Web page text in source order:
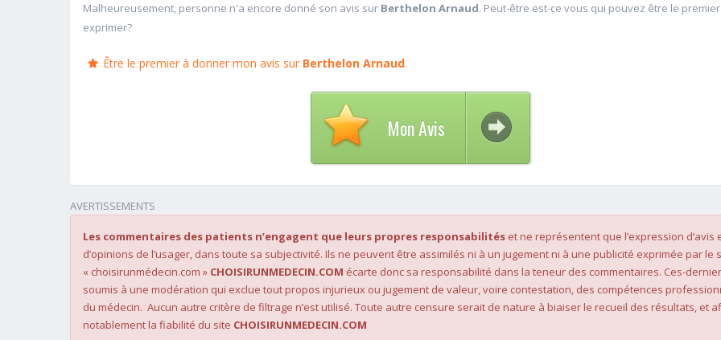
Malheureusement, personne n'a encore donné son avis sur Berthelon Arnaud. Peut-être est-ce vous qui pouvez être le
exprimer?
Être le premier à donner mon avis sur Berthelon Arnaud
Mon Avis
AVERTISSEMENTS
Les commentaires des patients n’engagent que leurs propres responsabilités et ne représentent que l’expression d’avis
d’opinions de l’usager, dans toute sa subjectivité. Ils ne peuvent être assimilés ni à un jugement ni à une publicité exprimée par le
« choisirunmédecin.com » CHOISIRUNMEDECIN.COM écarte donc sa responsabilité dans la teneur des commentaires. Ces-
soumis à une modération qui exclue tout propos injurieux ou jugement de valeur, voire contestation, des compétences
du médecin. Aucun autre critère de filtrage n’est utilisé. Toute autre censure serait de nature à biaiser le recueil des résultats, et
notablement la fiabilité du site CHOISIRUNMEDECIN.COM